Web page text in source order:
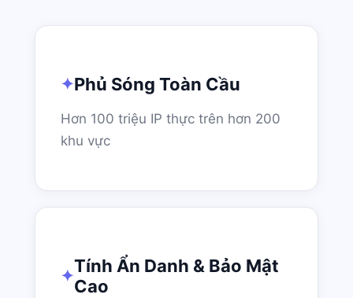
Phủ Sóng Toàn Cầu
Hơn 100 triệu IP thực trên hơn 200
khu vực
Tính Ẩn Danh & Bảo Mật
Cao